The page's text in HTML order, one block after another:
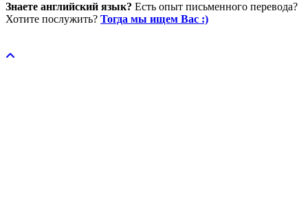
Знаете английский язык? Есть опыт письменного перевода?
Хотите послужить? Тогда мы ищем Вас :)